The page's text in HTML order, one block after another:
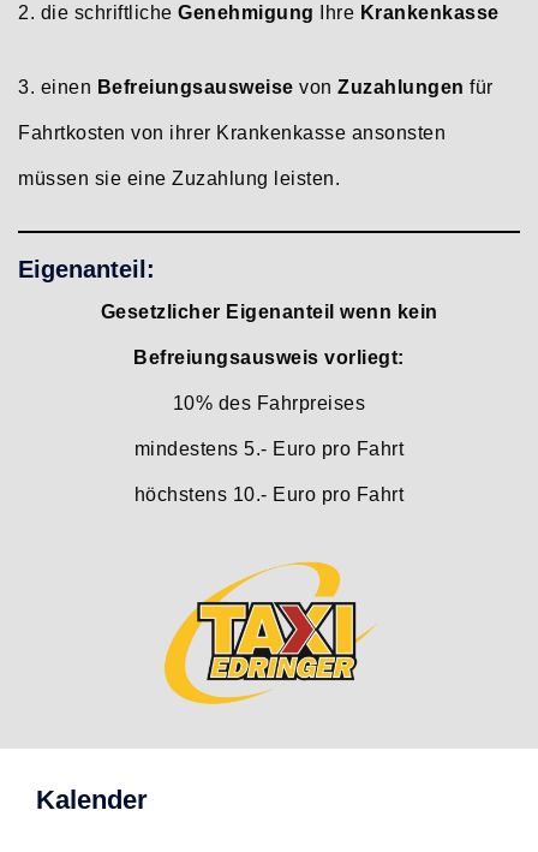
2. die schriftliche Genehmigung Ihre Krankenkasse
3. einen Befreiungsausweise von Zuzahlungen für
Fahrtkosten von ihrer Krankenkasse ansonsten
müssen sie eine Zuzahlung leisten.
Eigenanteil:
Gesetzlicher Eigenanteil wenn kein
Befreiungsausweis vorliegt:
10% des Fahrpreises
mindestens 5.- Euro pro Fahrt
höchstens 10.- Euro pro Fahrt
Kalender